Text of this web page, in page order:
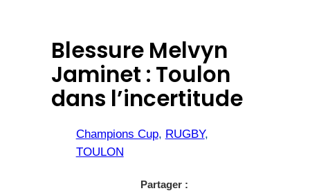
Blessure Melvyn
Jaminet : Toulon
dans l’incertitude
Champions Cup, RUGBY
TOULON
Partager :